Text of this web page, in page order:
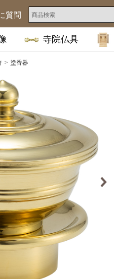
質問
寺院仏具
塗香器